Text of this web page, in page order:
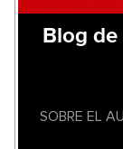
Blog
SOBRE EL